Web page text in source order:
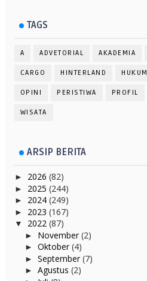
TAGS
A ADVETORIAL AKADEMIA
CARGO HINTERLAND HUKUM
OPINI PERISTIWA PROFIL
WISATA
ARSIP BERITA
► 2026 (82)
► 2025 (244)
► 2024 (249)
► 2023 (167)
▼ 2022 (87)
► November(2)
► Oktober(4)
► September(7)
► Agustus (2)